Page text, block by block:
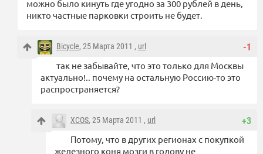
можно было кинуть где угодно за 300 рублей в день,
никто частные парковки строить не будет.
-1
Bicycle, 25 Марта 2011 , url
так не забывайте, что это только для Москвы
актуально!.. почему на остальную Россию-то это
распространяется?
+3
XCOS, 25 Марта 2011 , url
Потому, что в других регионах с покупкой
железного коня мозги в голову не